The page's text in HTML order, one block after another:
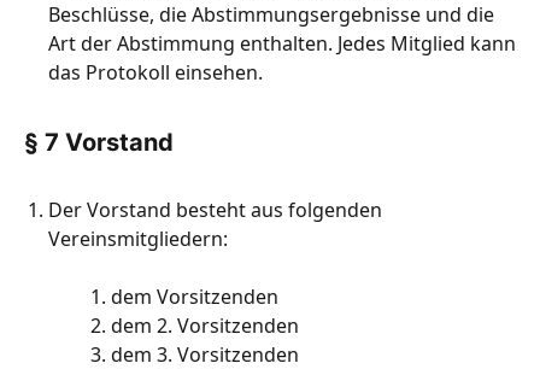
Beschlüsse, die Abstimmungsergebnisse und die
Art der Abstimmung enthalten. Jedes Mitglied kann
das Protokoll einsehen.
§ 7 Vorstand
Der Vorstand besteht aus folgenden
Vereinsmitgliedern:
dem Vorsitzenden
dem 2. Vorsitzenden
dem 3. Vorsitzenden